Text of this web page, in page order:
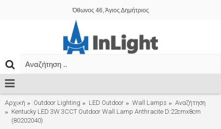
Όθωνος 46, Άγιος Δημήτριος
Αρχική Outdoor Lighting LED Outdoor Wall Lamps
Αναζήτηση
Kentucky LED 3W 3CCT Outdoor Wall Lamp Anthracite D:22cmx8cm
(80202040)